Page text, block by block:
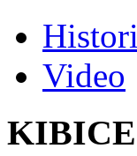
Video
KIBICE